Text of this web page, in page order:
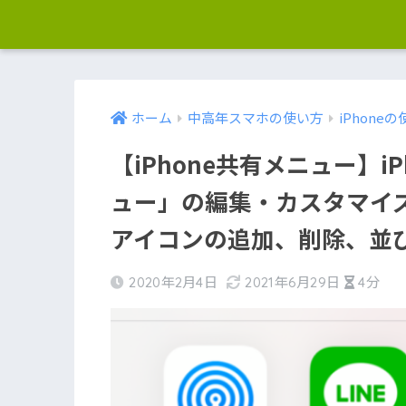
ホーム 中高年スマホの使い方 iPhoneの
【iPhone共有メニュー】
ュー」の編集・カスタマ
アイコンの追加、削除、並
2020年2月4日 2021年6月29日 4分